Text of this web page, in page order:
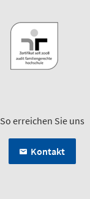
So erreichen Sie uns
Kontakt